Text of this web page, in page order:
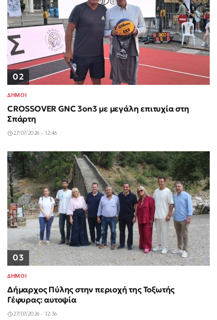
02
ΔΗΜΟΙ
CROSSOVER GNC 3on3 με μεγάλη επιτυχία στη
Σπάρτη
27/07/2026 - 12:46
03
ΔΗΜΟΙ
Δήμαρχος Πύλης στην περιοχή της Τοξωτής
Γέφυρας: αυτοψία
27/07/2026 - 12:36